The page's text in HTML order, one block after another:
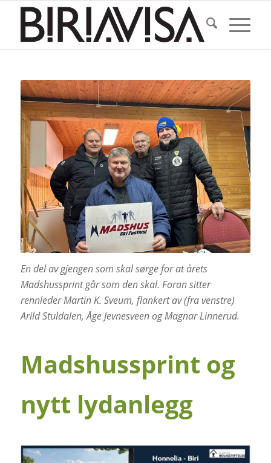
En del av gjengen som skal sørge for at årets
Madshussprint går som den skal. Foran sitter
rennleder Martin K. Sveum, flankert av (fra venstre)
Arild Stuldalen, Åge Jevnesveen og Magnar Linnerud.
Madshussprint og
nytt lydanlegg